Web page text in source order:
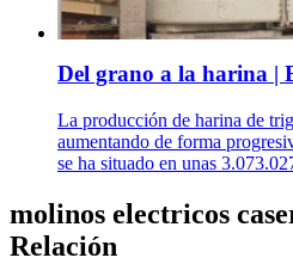
Del grano a la harina |
La producción de harina de
aumentando de forma
se ha situado en unas
molinos electricos
Relación